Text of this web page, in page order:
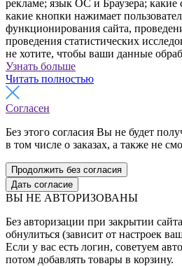
рекламе; язык ОС и Браузера;
какие кнопки нажимает
функционирования сайта,
проведения статистических
не хотите, чтобы ваши данные
Узнать больше
Читать полностью
Согласен
Без этого согласия Вы не будет
в том числе о заказах, а также не
Продолжить без согласия
Дать согласие
ВЫ НЕ АВТОРИЗОВАНЫ
Без авторизации при закрытии
обнулиться (зависит от настроек
Если у вас есть логин, советуем
потом добавлять товары в корзину.